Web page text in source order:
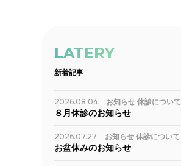
LATERY
新着記事
2026.08.04 お知らせ 休診について
８月休診のお知らせ
2026.07.27 お知らせ 休診について
お盆休みのお知らせ